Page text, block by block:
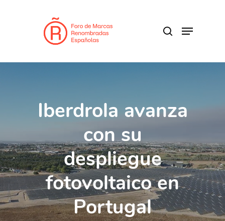
Menu
Iberdrola avanza
con su
despliegue
fotovoltaico en
Portugal